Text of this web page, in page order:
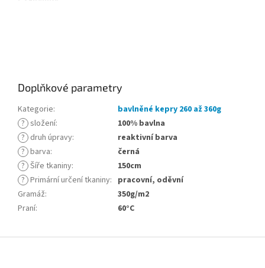
Doplňkové parametry
Kategorie:
bavlněné kepry 260 až 360g
? složení:
100% bavlna
? druh úpravy:
reaktivní barva
? barva:
černá
? Šíře tkaniny:
150cm
? Primární určení tkaniny: pracovní, oděvní
Gramáž:
350g/m2
Praní: 60°C